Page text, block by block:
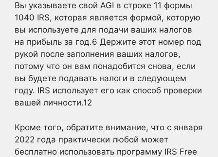
Вы указываете свой AGI в строке 11 формы
1040 IRS, которая является формой, которую
вы используете для подачи ваших налогов
на прибыль за год.6 Держите этот номер под
рукой после заполнения ваших налогов,
потому что он вам понадобится снова, если
вы будете подавать налоги в следующем
году. IRS использует его как способ проверки
вашей личности.12
Кроме того, обратите внимание, что с января
2022 года практически любой может
бесплатно использовать программу IRS Free